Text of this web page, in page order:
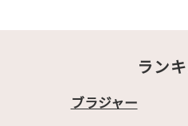
カシュクールレース脇
ノンワイヤー 超盛ブラ
(R) ブラジャー&ショ
ジェリーブ
ンジェリー
ラ #脇高ブ
が好き #お
ラン
ブラジャー